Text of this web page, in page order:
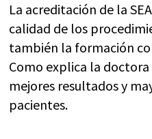
La acreditación de la
calidad de los
también la formación
Como explica la doctora
mejores resultados y
pacientes.